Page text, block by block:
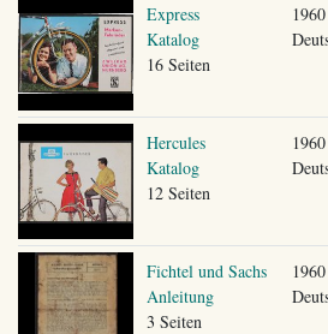
Express
Katalog
16 Seiten
1960
Hercules
Katalog
12 Seiten
1960
Fichtel und Sachs
Anleitung
3 Seiten
1960